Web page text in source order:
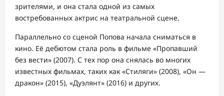
зрителями, и она стала одной из самых
востребованных актрис на театральной сцене.
Параллельно со сценой Попова начала сниматься в
кино. Её дебютом стала роль в фильме «Пропавший
без вести» (2007). С тех пор она снялась во многих
известных фильмах, таких как «Стиляги» (2008), «Он —
дракон» (2015), «Дуэлянт» (2016) и других.